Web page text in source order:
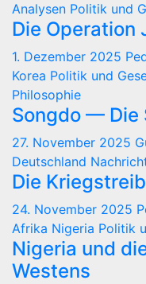
Analysen Politik und
Die Operation
1. Dezember 2025
Korea Politik und
Philosophie
Songdo — Die
27. November 2025
Deutschland
Die
24. November 2025
Afrika Nigeria Politik
Nigeria und
Westens